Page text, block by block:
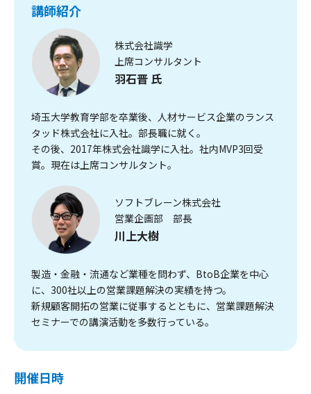
講師紹介
株式会社識学
上席コンサルタント
羽石晋 氏
埼玉大学教育学部を卒業後、人材サービス企業のランス
タッド株式会社に入社。部長職に就く。
その後、2017年株式会社識学に入社。社内MVP3回受
賞。現在は上席コンサルタント。
ソフトブレーン株式会社
営業企画部 部長
川上大樹
製造・金融・流通など業種を問わず、BtoB企業を中心
に、300社以上の営業課題解決の実績を持つ。
新規顧客開拓の営業に従事するとともに、営業課題解決
セミナーでの講演活動を多数行っている。
開催日時